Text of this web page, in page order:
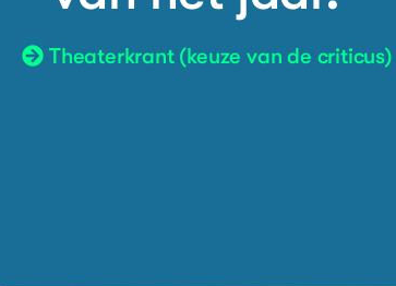
Theaterkrant (keuze van de criticus)